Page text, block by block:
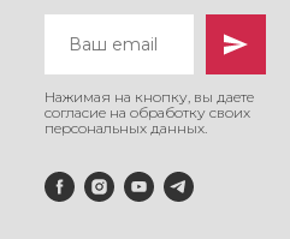
Нажимая на кнопку, вы даете
согласие на обработку своих
персональных данных.